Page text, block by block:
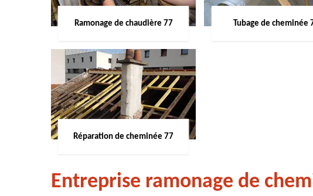
Ramonage de chaudière 77 Tubage de cheminée
Réparation de cheminée 77
Entreprise ramonage de